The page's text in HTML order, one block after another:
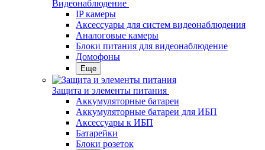
Видеонаблюдение
IP камеры
Аксессуары для систем видеонаблюдения
Аналоговые камеры
Блоки питания для видеонаблюдение
Домофоны
Еще
Защита и элементы питания
Аккумуляторные батареи
Аккумуляторные батареи для ИБП
Аксессуары к ИБП
Батарейки
Блоки розеток